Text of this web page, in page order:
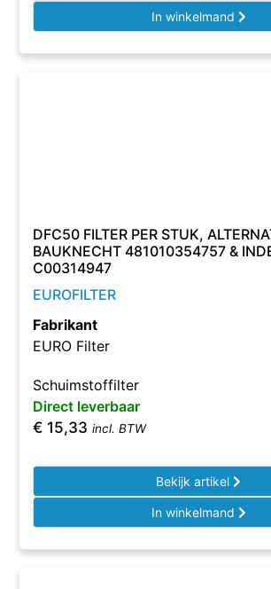
In winkelmand
DFC50 FILTER PER STUK,
BAUKNECHT 481010354757 &
C00314947
EUROFILTER
Fabrikant
EURO Filter
Schuimstoffilter
Direct leverbaar
€ 15,33 incl. BTW
Bekijk artikel
In winkelmand